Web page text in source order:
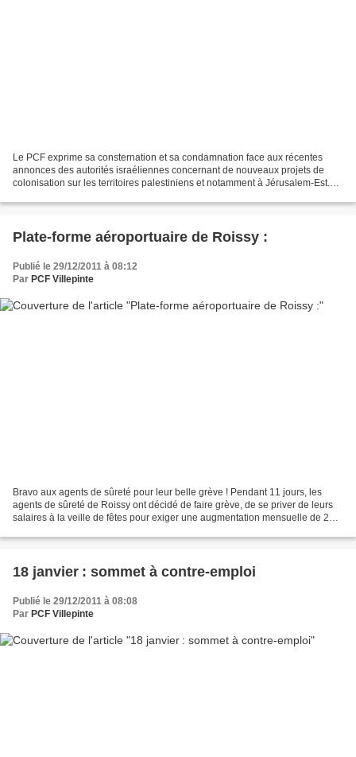
Le PCF exprime sa consternation et sa condamnation face aux récentes
annonces des autorités israéliennes concernant de nouveaux projets de
colonisation sur les territoires palestiniens et notamment à Jérusalem-Est.
Plate-forme aéroportuaire de Roissy :
Publié le 29/12/2011 à 08:12
Par PCF Villepinte
Bravo aux agents de sûreté pour leur belle grève ! Pendant 11 jours, les
agents de sûreté de Roissy ont décidé de faire grève, de se priver de leurs
salaires à la veille de fêtes pour exiger une augmentation mensuelle de 200
18 janvier : sommet à contre-emploi
Publié le 29/12/2011 à 08:08
Par PCF Villepinte